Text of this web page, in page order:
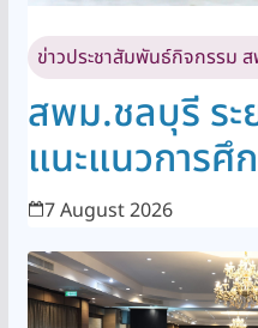
ข่าวประชาสัมพันธ์กิจกรรม
สพม.ชลบุรี ระ
แนะแนวการศึ
โยงสู่เส้นทางอ
โลกอนาคต ปี
7 August 2026